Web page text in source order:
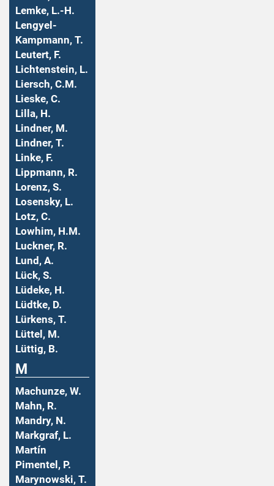
Lemke, L.-H.
Lengyel-
Kampmann, T.
Leutert, F.
Lichtenstein, L.
Liersch, C.M.
Lieske, C.
Lilla, H.
Lindner, M.
Lindner, T.
Linke, F.
Lippmann, R.
Lorenz, S.
Losensky, L.
Lotz, C.
Lowhim, H.M.
Luckner, R.
Lund, A.
Lück, S.
Lüdeke, H.
Lüdtke, D.
Lürkens, T.
Lüttel, M.
Lüttig, B.
M
Machunze, W.
Mahn, R.
Mandry, N.
Markgraf, L.
Martín
Pimentel, P.
Marynowski, T.